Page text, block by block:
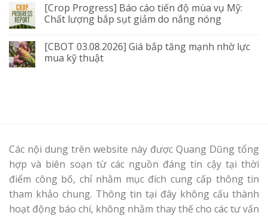
[Crop Progress] Báo cáo tiến độ mùa vụ Mỹ:
Chất lượng bắp sụt giảm do nắng nóng
[CBOT 03.08.2026] Giá bắp tăng mạnh nhờ lực
mua kỹ thuật
Các nội dung trên website này được Quang Dũng tổng
hợp và biên soạn từ các nguồn đáng tin cậy tại thời
điểm công bố, chỉ nhằm mục đích cung cấp thông tin
tham khảo chung. Thông tin tại đây không cấu thành
hoạt động báo chí, không nhằm thay thế cho các tư vấn